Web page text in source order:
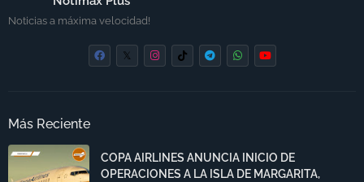
Noticias a máxima velocidad!
Más Reciente
COPA AIRLINES ANUNCIA INICIO DE
OPERACIONES A LA ISLA DE MARGARITA,